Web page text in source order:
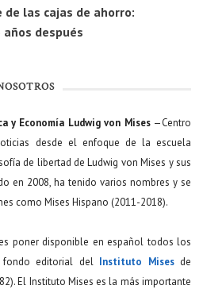
de las cajas de ahorro:
después
y Economía Ludwig von Mises—Centro
desde el enfoque de la escuela
de libertad de Ludwig von Mises y sus
en 2008, ha tenido varios nombres y se
como Mises Hispano (2011-2018).
poner disponible en español todos los
editorial del Instituto Misesde
El Instituto Mises es la más importante